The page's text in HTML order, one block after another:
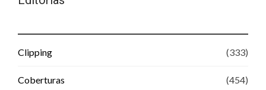
Clipping (333)
Coberturas (454)